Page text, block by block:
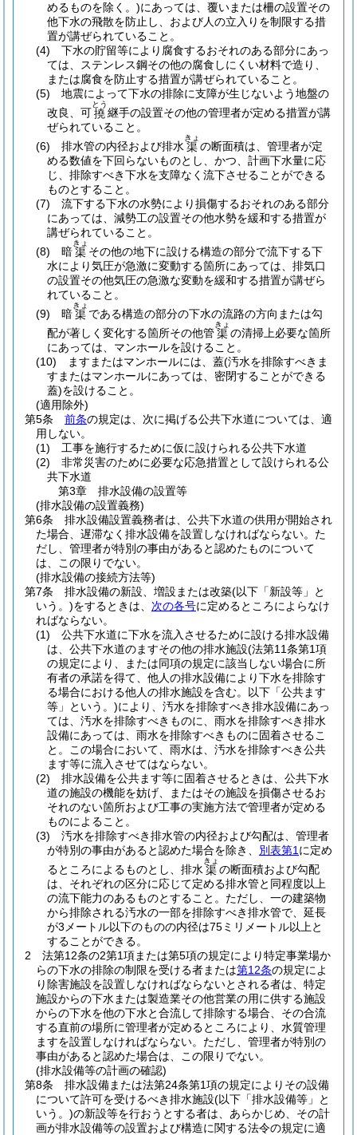
めるものを除く。)にあっては、覆いまたは柵の設置その
他下水の飛散を防止し、および人の立入りを制限する措
置が講ぜられていること。
(4)
下水の貯留等により腐食するおそれのある部分にあっ
ては、ステンレス鋼その他の腐食しにくい材料で造り、
または腐食を防止する措置が講ぜられていること。
(5)
地震によって下水の排除に支障が生じないよう地盤の
改良、可撓
とう
継手の設置その他の管理者が定める措置が講
ぜられていること。
(6)
排水管の内径および排水 渠
きょ
の断面積は、管理者が定
める数値を下回らないものとし、かつ、計画下水量に応
じ、排除すべき下水を支障なく流下させることができる
ものとすること。
(7)
流下する下水の水勢により損傷するおそれのある部分
にあっては、減勢工の設置その他水勢を緩和する措置が
講ぜられていること。
(8)
暗渠
きょ
その他の地下に設ける構造の部分で流下する下
水により気圧が急激に変動する箇所にあっては、排気口
の設置その他気圧の急激な変動を緩和する措置が講ぜら
れていること。
(9)
暗渠
きょ
である構造の部分の下水の流路の方向または勾
配が著しく変化する箇所その他管 渠
きょ
の清掃上必要な箇所
にあっては、マンホールを設けること。
(10)
ますまたはマンホールには、蓋(汚水を排除すべきま
すまたはマンホールにあっては、密閉することができる
蓋)を設けること。
(適用除外)
第5条
前条の規定は、次に掲げる公共下水道については、適
用しない。
(1)
工事を施行するために仮に設けられる公共下水道
(2)
非常災害のために必要な応急措置として設けられる公
共下水道
第3章
排水設備の設置等
(排水設備の設置義務)
第6条
排水設備設置義務者は、公共下水道の供用が開始され
た場合、遅滞なく排水設備を設置しなければならない。 た
だし、管理者が特別の事由があると認めたものについて
は、この限りでない。
(排水設備の接続方法等)
第7条
排水設備の新設、増設または改築(以下「新設等」と
いう。)をするときは、 次の各号に定めるところによらなけ
ればならない。
(1)
公共下水道に下水を流入させるために設ける排水設備
は、公共下水道のますその他の排水施設(法第11条第1項
の規定により、または同項の規定に該当しない場合に所
有者の承諾を得て、他人の排水設備により下水を排除す
る場合における他人の排水施設を含む。以下「公共ます
等」という。)により、汚水を排除すべき排水設備にあっ
ては、汚水を排除すべきものに、雨水を排除すべき排水
設備にあっては、雨水を排除すべきものに固着させるこ
と。
この場合において、雨水は、汚水を排除すべき公共
ます等に流入させてはならない。
(2)
排水設備を公共ます等に固着させるときは、公共下水
道の施設の機能を妨げ、またはその施設を損傷させるお
それのない箇所および工事の実施方法で管理者が定める
ものによること。
(3)
汚水を排除すべき排水管の内径および勾配は、管理者
が特別の事由があると認めた場合を除き、 別表第1 に定め
るところによるものとし、排水 渠
きょ
の断面積および勾配
は、それぞれの区分に応じて定める排水管と同程度以上
の流下能力のあるものとすること。 ただし、一の建築物
から排除される汚水の一部を排除すべき排水管で、延長
が3メートル以下のものの内径は75ミリメートル以上と
することができる。
2
法第12条の2第1項または第5項の規定により特定事業場か
らの下水の排除の制限を受ける者または第12条の規定によ
り除害施設を設置しなければならないとされる者は、特定
施設からの下水または製造業その他営業の用に供する施設
からの下水を他の下水と合流して排除する場合、その合流
する直前の場所に管理者が定めるところにより、水質管理
ますを設置しなければならない。 ただし、管理者が特別の
事由があると認めた場合は、この限りでない。
(排水設備等の計画の確認)
第8条
排水設備または法第24条第1項の規定によりその設備
について許可を受けるべき排水施設(以下「排水設備等」と
いう。)の新設等を行おうとする者は、あらかじめ、その計
画が排水設備等の設置および構造に関する法令の規定に適